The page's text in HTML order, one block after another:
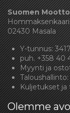
Suomen
02430 Masala
Y-tunnus:
puh.+358 40
Myynti ja
Taloushallinto:
Kuljetukset
Olemme